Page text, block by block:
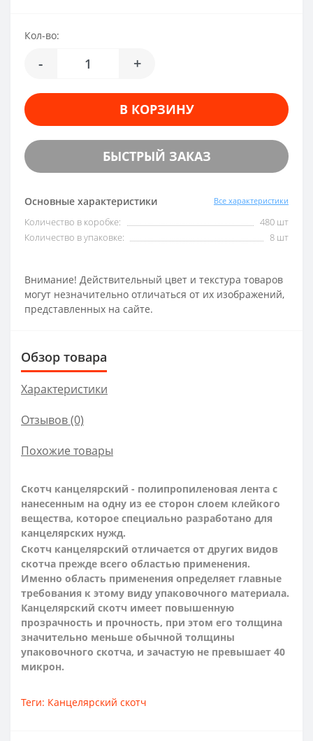
Кол-во:
- +
В КОРЗИНУ
БЫСТРЫЙ ЗАКАЗ
Основные характеристики Все характеристики
Количество в коробке:
480 шт
Количество в упаковке:
8 шт
Внимание! Действительный цвет и текстура товаров
могут незначительно отличаться от их изображений,
представленных на сайте.
Обзор товара
Характеристики
Отзывов (0)
Похожие товары
Скотч канцелярский - полипропиленовая лента с
нанесенным на одну из ее сторон слоем клейкого
вещества, которое специально разработано для
канцелярских нужд.
Скотч канцелярский отличается от других видов
скотча прежде всего областью применения.
Именно область применения определяет главные
требования к этому виду упаковочного материала.
Канцелярский скотч имеет повышенную
прозрачность и прочность, при этом его толщина
значительно меньше обычной толщины
упаковочного скотча, и зачастую не превышает 40
микрон.
Теги: Канцелярский скотч